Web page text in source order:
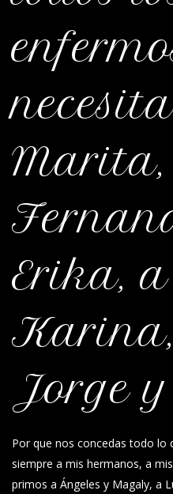
Erika, a
Jorge
Por que nos concedas todo lo
siempre a mis hermanos, a
primos a Ángeles y Magaly, a